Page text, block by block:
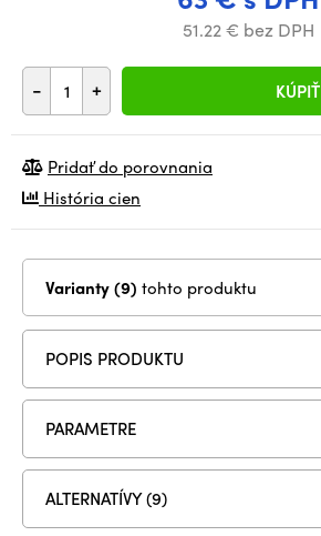
51.22 € bez DPH
- + KÚPIŤ
Pridať do porovnania
História cien
Varianty (9) tohto produktu
POPIS PRODUKTU
PARAMETRE
ALTERNATÍVY (9)